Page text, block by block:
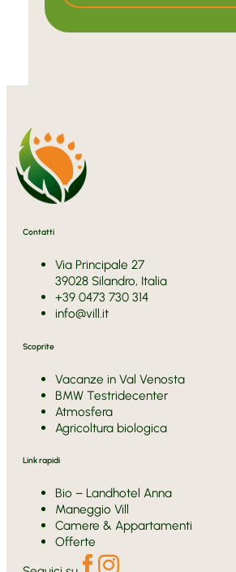
Contatti
Via Principale 27
39028 Silandro, Italia
+39 0473 730 314
info@vill.it
Scoprite
Vacanze in Val Venosta
BMW Testridecenter
Atmosfera
Agricoltura biologica
Link rapidi
Bio – Landhotel Anna
Maneggio Vill
Camere & Appartamenti
Offerte